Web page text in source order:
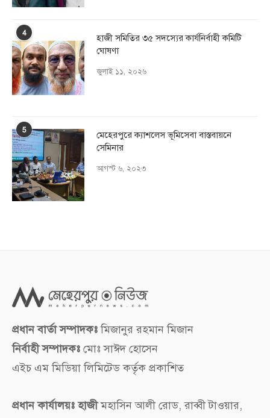
4
হাজী সমিতির ৩৫ সদস্যের কার্যনির্বাহী কমিটি
ঘোষণা
জুলাই ১১, ২০২৬
5
মেহেরপুরে ক্যাশলেস ভূমিসেবা বাস্তবায়নে
সেমিনার
আগস্ট ৬, ২০২৩
প্রধান বার্তা সম্পাদকঃমিজানুর রহমান মিজান
নির্বাহী সম্পাদকঃ মোঃ সাঈদ হোসেন
এইচ এম মিডিয়া লিমিটেড কর্তৃক প্রকাশিত
প্রধান কার্যালয়ঃ হাজীমহাসিন আলী রোড, রাব্বী টাওয়ার,